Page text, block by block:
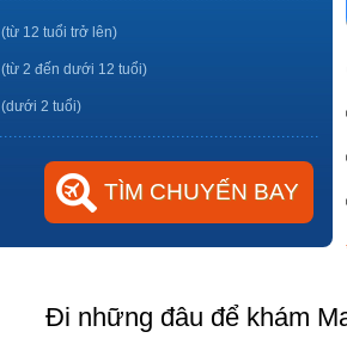
(từ 12 tuổi trở lên)
(từ 2 đến dưới 12 tuổi)
(dưới 2 tuổi)
Đi những đâu để khám